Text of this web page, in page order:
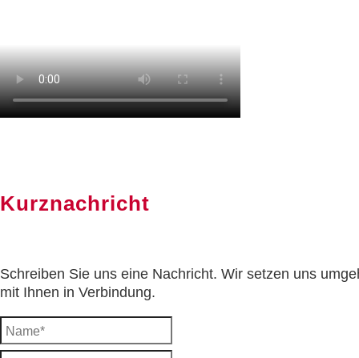
Kurznachricht
Schreiben Sie uns eine Nachricht. Wir setzen uns
mit Ihnen in Verbindung.